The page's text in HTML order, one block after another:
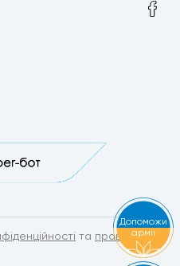
та правилами
Допоможи
армії